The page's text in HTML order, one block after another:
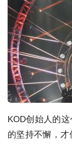
KOD创始人的
的坚持不懈，